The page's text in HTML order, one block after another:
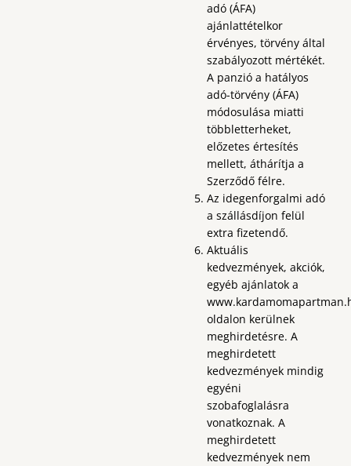
adó (ÁFA)
ajánlattételkor
érvényes, törvény által
szabályozott mértékét.
A panzió a hatályos
adó-törvény (ÁFA)
módosulása miatti
többletterheket,
előzetes értesítés
mellett, áthárítja a
Szerződő félre.
Az idegenforgalmi adó
a szállásdíjon felül
extra fizetendő.
Aktuális
kedvezmények, akciók,
egyéb ajánlatok a
oldalon kerülnek
meghirdetésre. A
meghirdetett
kedvezmények mindig
egyéni
szobafoglalásra
vonatkoznak. A
meghirdetett
kedvezmények nem